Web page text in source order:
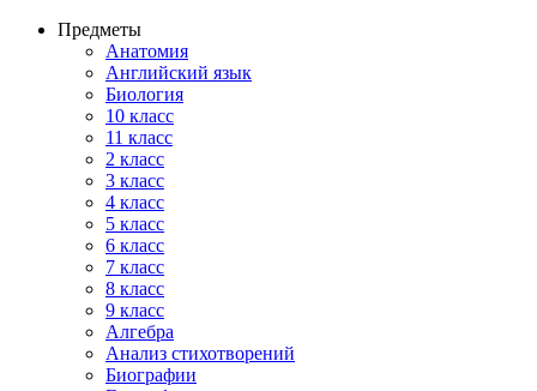
Предметы
Анатомия
Английский язык
Биология
10 класс
11 класс
2 класс
3 класс
4 класс
5 класс
6 класс
7 класс
8 класс
9 класс
Алгебра
Анализ стихотворений
Биографии